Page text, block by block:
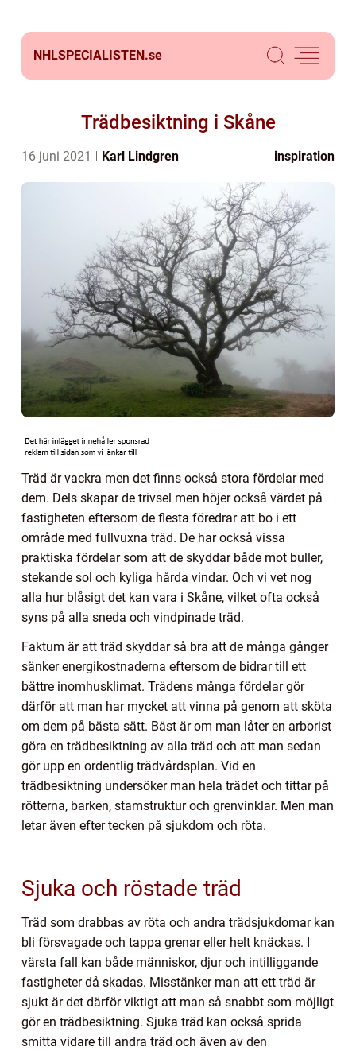
NHLSPECIALISTEN.se
Trädbesiktning i Skåne
16 juni 2021 Karl Lindgren inspiration
Träd är vackra men det finns också stora fördelar med
dem. Dels skapar de trivsel men höjer också värdet på
fastigheten eftersom de flesta föredrar att bo i ett
område med fullvuxna träd. De har också vissa
praktiska fördelar som att de skyddar både mot buller,
stekande sol och kyliga hårda vindar. Och vi vet nog
alla hur blåsigt det kan vara i Skåne, vilket ofta också
syns på alla sneda och vindpinade träd.
Faktum är att träd skyddar så bra att de många gånger
sänker energikostnaderna eftersom de bidrar till ett
bättre inomhusklimat. Trädens många fördelar gör
därför att man har mycket att vinna på genom att sköta
om dem på bästa sätt. Bäst är om man låter en arborist
göra en trädbesiktning av alla träd och att man sedan
gör upp en ordentlig trädvårdsplan. Vid en
trädbesiktning undersöker man hela trädet och tittar på
rötterna, barken, stamstruktur och grenvinklar. Men man
letar även efter tecken på sjukdom och röta.
Sjuka och röstade träd
Träd som drabbas av röta och andra trädsjukdomar kan
bli försvagade och tappa grenar eller helt knäckas. I
värsta fall kan både människor, djur och intilliggande
fastigheter då skadas. Misstänker man att ett träd är
sjukt är det därför viktigt att man så snabbt som möjligt
gör en trädbesiktning. Sjuka träd kan också sprida
smitta vidare till andra träd och även av den